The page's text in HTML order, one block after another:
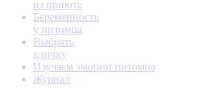
из приюта
Беременность
у питомца
Выбрать
кличку
Изучаем эмоции питомца
Журнал